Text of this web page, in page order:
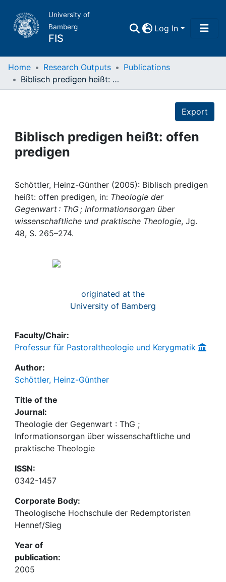
University of
Bamberg
FIS
Log In
Home
Projects
Institutions
Awards
My FIS
Home Research Outputs
Publications
Biblisch predigen heißt: offen predigen
Export
Biblisch predigen heißt: offen
predigen
Schöttler, Heinz-Günther (2005): Biblisch predigen
heißt: offen predigen, in: Theologie der
Gegenwart : ThG ; Informationsorgan über
wissenschaftliche und praktische Theologie, Jg.
48, S. 265–274.
originated at the
University of Bamberg
Faculty/Chair:
Professur für Pastoraltheologie und Kerygmatik
Author:
Schöttler, Heinz-Günther
Title of the
Journal:
Theologie der Gegenwart : ThG ;
Informationsorgan über wissenschaftliche und
praktische Theologie
ISSN:
0342-1457
Corporate Body:
Theologische Hochschule der Redemptoristen
Hennef/Sieg
Year of
publication:
2005